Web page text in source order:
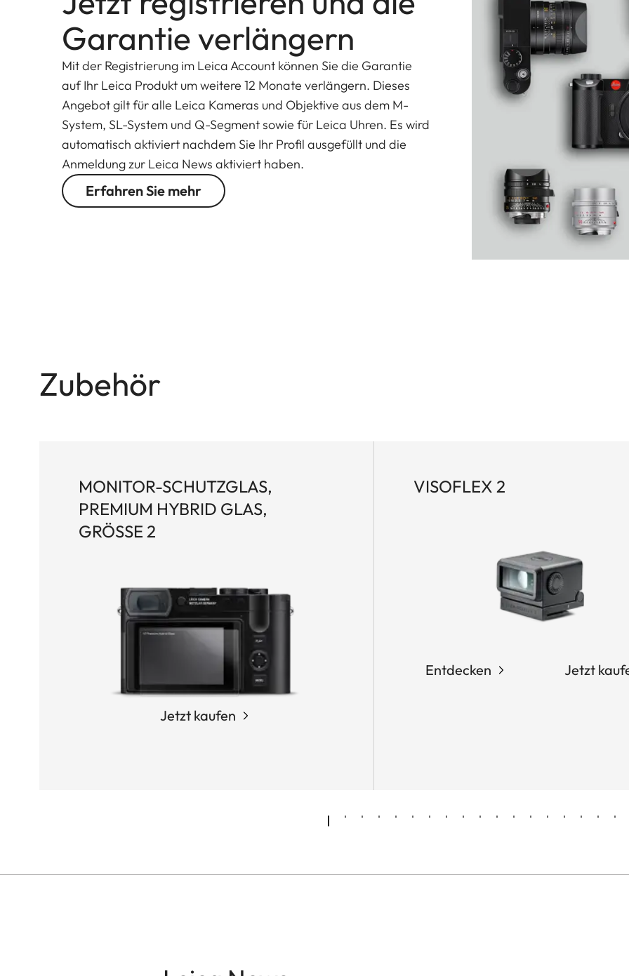
Garantie verlängern
Mit der Registrierung im Leica Account können Sie die Garantie
auf Ihr Leica Produkt um weitere 12 Monate verlängern. Dieses
Angebot gilt für alle Leica Kameras und Objektive aus dem M-
System, SL-System und Q-Segment sowie für Leica Uhren. Es wird
automatisch aktiviert nachdem Sie Ihr Profil ausgefüllt und die
Anmeldung zur Leica News aktiviert haben.
Erfahren Sie mehr
Zubehör
MONITOR-SCHUTZGLAS,
PREMIUM HYBRID GLAS,
GRÖSSE 2
Jetzt kaufen
VISOFLEX 2
Entdecken Jetzt